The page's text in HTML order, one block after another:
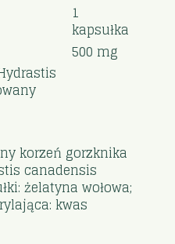
1
kapsułka
500 mg
korzeń gorzknika
canadensis
żelatyna wołowa;
kwas